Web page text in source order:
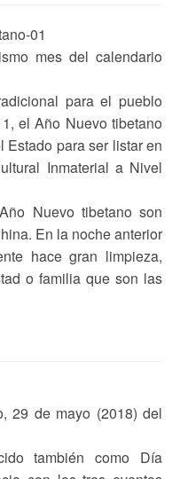
mes del calendario
para el pueblo
el Año Nuevo tibetano
Estado para ser listar en
Inmaterial a Nivel
Nuevo tibetano son
En la noche anterior
hace gran limpieza,
o familia que son las
29 de mayo (2018) del
también como Día